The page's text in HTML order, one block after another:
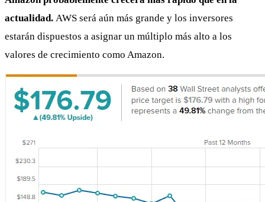
actualidad. AWS será aún más grande y los inversores
estarán dispuestos a asignar un múltiplo más alto a los
valores de crecimiento como Amazon.